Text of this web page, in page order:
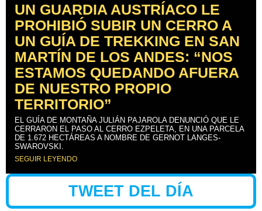
UN GUARDIA AUSTRÍACO LE
PROHIBIÓ SUBIR UN CERRO A
UN GUÍA DE TREKKING EN SAN
MARTÍN DE LOS ANDES: “NOS
ESTAMOS QUEDANDO AFUERA
DE NUESTRO PROPIO
TERRITORIO”
EL GUÍA DE MONTAÑA JULIÁN PAJAROLA DENUNCIÓ QUE LE
CERRARON EL PASO AL CERRO EZPELETA, EN UNA PARCELA
DE 1.672 HECTÁREAS A NOMBRE DE GERNOT LANGES-
SWAROVSKI.
SEGUIR LEYENDO
TWEET DEL DÍA